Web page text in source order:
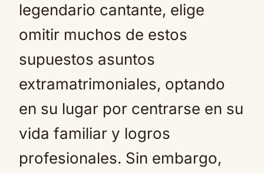
legendario cantante, elige
omitir muchos de estos
supuestos asuntos
extramatrimoniales, optando
en su lugar por centrarse en su
vida familiar y logros
profesionales. Sin embargo,